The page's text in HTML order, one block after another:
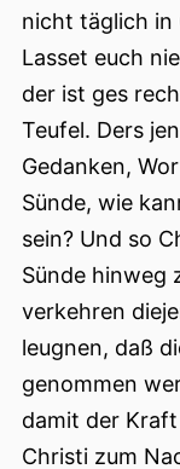
nicht täglich in
Lasset euch
der ist ges
Teufel. Ders
Gedanken,
Sünde, wie
sein? Und so
Sünde hinweg
verkehren
leugnen, daß
genommen
damit der
Christi zum